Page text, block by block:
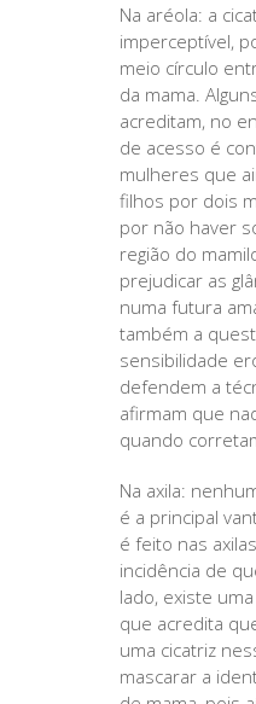
Na aréola: a
imperceptível,
meio círculo
da mama.
acreditam, no
de acesso é
mulheres que
filhos por dois
por não haver
região do
prejudicar as
numa futura
também a
sensibilidade
defendem a
afirmam que
quando
Na axila:
é a principal
é feito nas
incidência de
lado, existe
que acredita
uma cicatriz
mascarar a